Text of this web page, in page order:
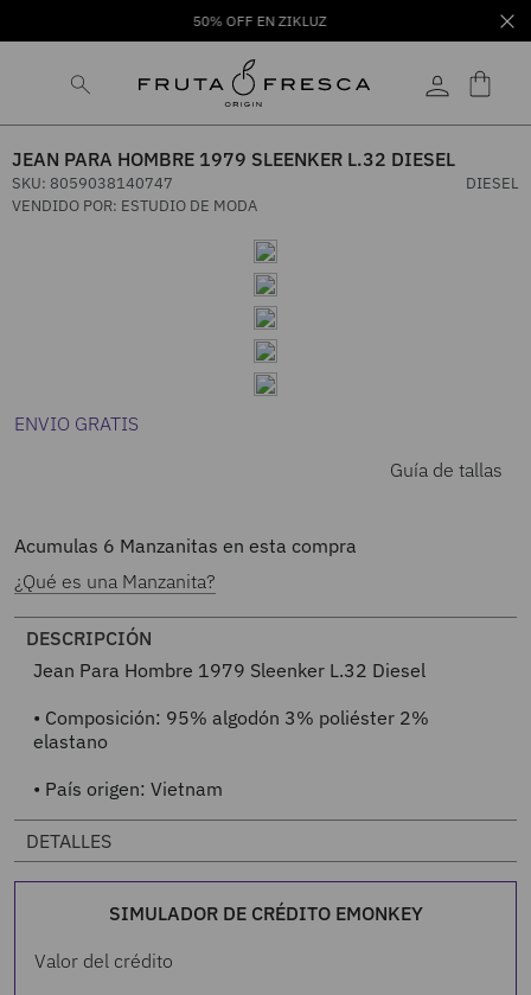
50% OFF EN ZIKLUZ
JEAN PARA HOMBRE 1979 SLEENKER L.32 DIESEL
SKU: 8059038140747
DIESEL
VENDIDO POR: ESTUDIO DE MODA
ENVIO GRATIS
Guía de tallas
Acumulas 6 Manzanitas en esta compra
¿Qué es una Manzanita?
DESCRIPCIÓN
Jean Para Hombre 1979 Sleenker L.32 Diesel
• Composición: 95% algodón 3% poliéster 2%
elastano
• País origen: Vietnam
DETALLES
SIMULADOR DE CRÉDITO EMONKEY
Valor del crédito